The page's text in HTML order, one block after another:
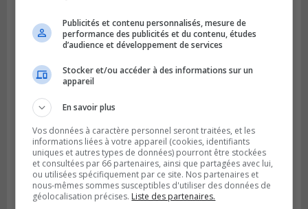
BOUCHERVILLE
Publicités et contenu personnalisés, mesure de
performance des publicités et du contenu, études
d’audience et développement de services
Stocker et/ou accéder à des informations sur un
appareil
En savoir plus
Vos données à caractère personnel seront traitées, et les
informations liées à votre appareil (cookies, identifiants
uniques et autres types de données) pourront être stockées
et consultées par 66 partenaires, ainsi que partagées avec lui,
ou utilisées spécifiquement par ce site. Nos partenaires et
nous-mêmes sommes susceptibles d'utiliser des données de
géolocalisation précises. Liste des partenaires.